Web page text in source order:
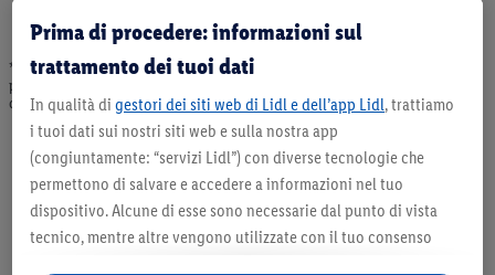
* Offerta valida fino ad esaurimento scorte. Tutti i prezzi senza decorazioni. I
prodotti qui reclamizzati, soprattutto quelli non-food, non fanno sempre parte
dell’assortimento. Ill. dimostrativa.
Prima di procedere: informazioni sul
trattamento dei tuoi dati
In qualità di gestori dei siti web di Lidl e dell’app Lidl, trattiamo
i tuoi dati sui nostri siti web e sulla nostra app
(congiuntamente: “servizi Lidl”) con diverse tecnologie che
permettono di salvare e accedere a informazioni nel tuo
dispositivo. Alcune di esse sono necessarie dal punto di vista
tecnico, mentre altre vengono utilizzate con il tuo consenso